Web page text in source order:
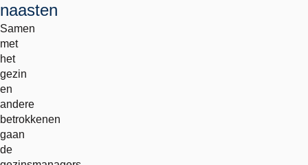
naasten
Samen
met
het
gezin
en
andere
betrokkenen
gaan
de